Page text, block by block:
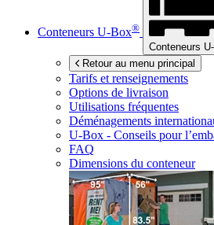
Conteneurs U-Box®
Conteneurs
Retour au menu principal
Tarifs et renseignements
Options de livraison
Utilisations fréquentes
Déménagements
U-Box - Conseils pour
FAQ
Dimensions du conteneur